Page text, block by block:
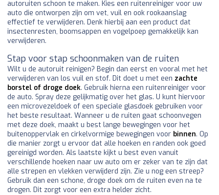
autoruiten schoon te maken. Kies een ruitenreiniger voor uw
auto die ontworpen zijn om vet, vuil en ook rookaanslag
effectief te verwijderen. Denk hierbij aan een product dat
insectenresten, boomsappen en vogelpoep gemakkelijk kan
verwijderen.
Stap voor stap schoonmaken van de ruiten
Wilt u de autoruit reinigen? Begin dan eerst en vooral met het
verwijderen van los vuil en stof. Dit doet u met een zachte
borstel of droge doek. Gebruik hierna een ruitenreiniger voor
de auto. Spray deze gelijkmatig over het glas. U kunt hiervoor
een microvezeldoek of een speciale glasdoek gebruiken voor
het beste resultaat. Wanneer u de ruiten gaat schoonvegen
met deze doek, maakt u best lange bewegingen voor het
buitenoppervlak en cirkelvormige bewegingen voor binnen. Op
die manier zorgt u ervoor dat alle hoeken en randen ook goed
gereinigd worden. Als laatste kijkt u best even vanuit
verschillende hoeken naar uw auto om er zeker van te zijn dat
alle strepen en vlekken verwijderd zijn. Zie u nog een streep?
Gebruik dan een schone, droge doek om de ruiten even na te
drogen. Dit zorgt voor een extra helder zicht.